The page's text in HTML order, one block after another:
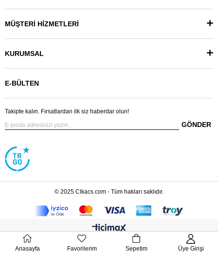
MÜŞTERİ HİZMETLERİ
KURUMSAL
E-BÜLTEN
Takipte kalın. Fırsatlardan ilk siz haberdar olun!
GÖNDER
© 2025 Clkacs.com - Tüm hakları saklıdır.
Anasayfa Favorilerim Sepetim Üye Girişi